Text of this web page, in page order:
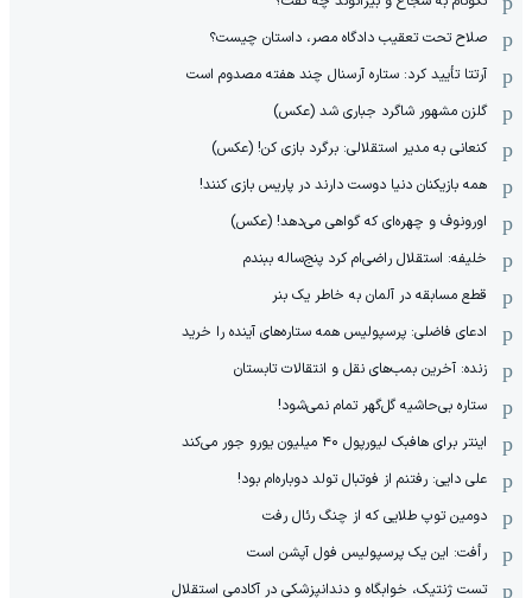
صلاح تحت تعقیب دادگاه مصر، داستان چیست؟
آرتتا تأیید کرد: ستاره آرسنال چند هفته مصدوم است
گلزن مشهور شاگرد جباری شد (عکس)
کنعانی به مدیر استقلالی: برگرد بازی کن! (عکس)
همه بازیکنان دنیا دوست دارند در پاریس بازی کنند!
اورونوف و چهره‌ای که گواهی می‌دهد! (عکس)
خلیفه: استقلال راضی‌ام کرد پنج‌ساله ببندم
قطع مسابقه در آلمان به خاطر یک بنر
ادعای فاضلی: پرسپولیس همه ستاره‌های آینده را خرید
زنده: آخرین بمب‌های نقل و انتقالات تابستان
ستاره بی‌حاشیه گل‌گهر تمام نمی‌شود!
اینتر برای هافبک لیورپول ۴۰ میلیون یورو جور می‌کند
علی دایی: رفتنم از فوتبال تولد دوباره‌ام بود!
دومین توپ طلایی که از چنگ رئال رفت
رأفت: این یک پرسپولیس فول آپشن است
تست ژنتیک، خوابگاه و دندانپزشکی در آکادمی استقلال